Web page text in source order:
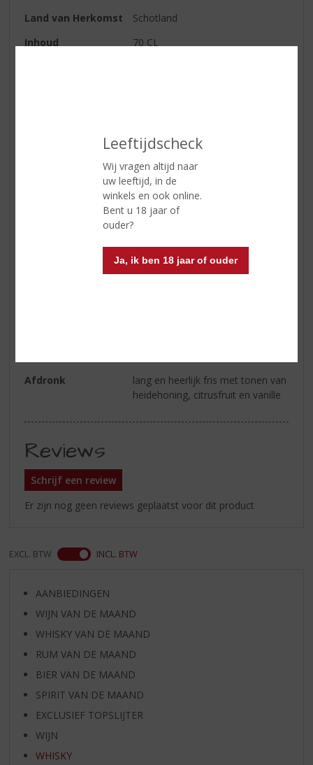
Leeftijdscheck
Wij vragen altijd naar
uw leeftijd, in de
winkels en ook online.
Bent u 18 jaar of
ouder?
Ja, ik ben 18 jaar of ouder
Land van Herkomst
Schotland
Inhoud
70 CL
eerst aroma’s van vers fruit
(appels en peren), daarna
abrikoos, ananas op siroop,
vanille, moutsuiker en een hint
van stro; als laatste komen nog
florale accenten van brem en
kamperfoelie
wordt hij heerlijk romig met tonen
Afdronk
lang en heerlijk fris met tonen van
heidehoning, citrusfruit en vanille
Reviews
Schrijf een review
Er zijn nog geen reviews geplaatst voor dit product
EXCL. BTW INCL. BTW
AANBIEDINGEN
WIJN VAN DE MAAND
WHISKY VAN DE MAAND
RUM VAN DE MAAND
BIER VAN DE MAAND
SPIRIT VAN DE MAAND
EXCLUSIEF TOPSLIJTER
WIJN
WHISKY